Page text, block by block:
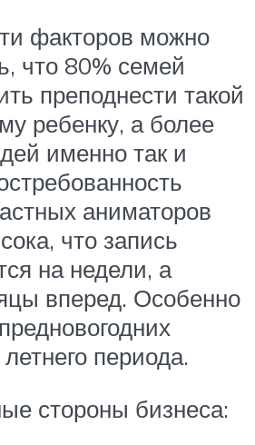
факторов можно
что 80% семей
преподнести такой
ребенку, а более
именно так и
аниматоров
что запись
на недели, а
вперед. Особенно
периода.
стороны бизнеса: